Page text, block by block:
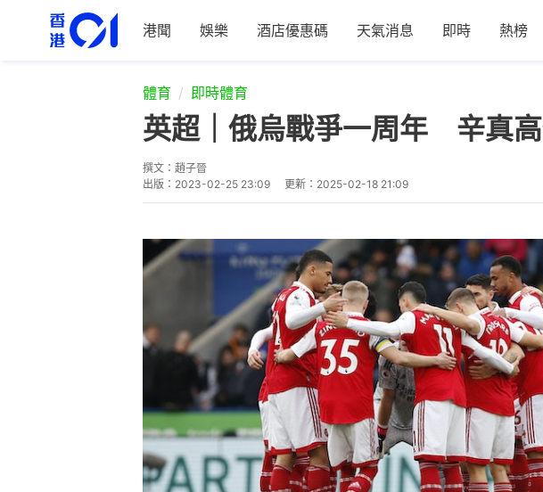
港聞 娛樂 酒店優惠碼 天氣消息 即時 熱榜
體育 即時體育
英超｜俄烏戰爭一周年 辛真
撰文： 趙子晉
出版： 2023-02-25 23:09 更新： 2025-02-18 21:09